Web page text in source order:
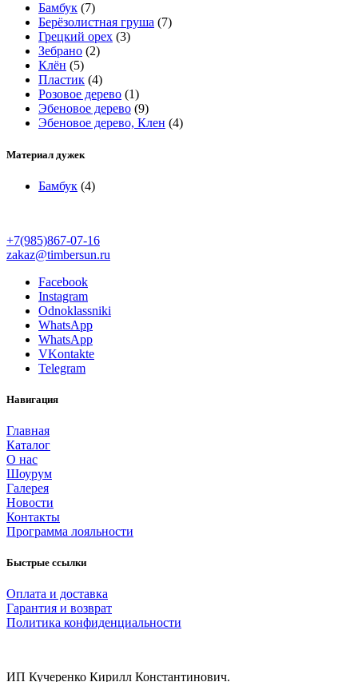
Бамбук (7)
Берёзолистная груша (7)
Грецкий орех (3)
Зебрано (2)
Клён (5)
Пластик (4)
Розовое дерево (1)
Эбеновое дерево (9)
Эбеновое дерево, Клен (4)
Материал дужек
Бамбук (4)
+7(985)867-07-16
zakaz@timbersun.ru
Facebook
Instagram
Odnoklassniki
WhatsApp
WhatsApp
VKontakte
Telegram
Навигация
Главная
Каталог
О нас
Шоурум
Галерея
Новости
Контакты
Программа лояльности
Быстрые ссылки
Оплата и доставка
Гарантия и возврат
Политика конфиденциальности
ИП Кучеренко Кирилл Константинович.